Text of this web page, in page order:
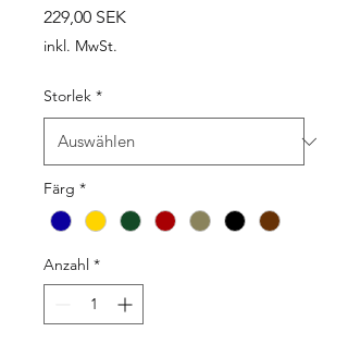
229,00 SEKPreis
inkl. MwSt.
Storlek *
Färg *
Anzahl *